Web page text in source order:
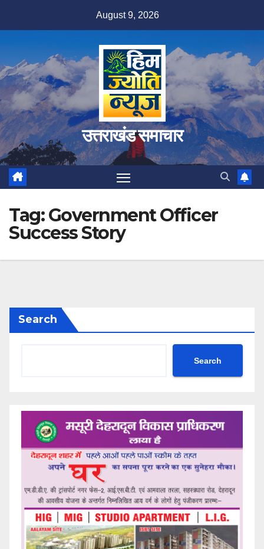
August 9, 2026
उत्तराखंड समाचार
Tag:Government Officer
Success Story
Search
Search